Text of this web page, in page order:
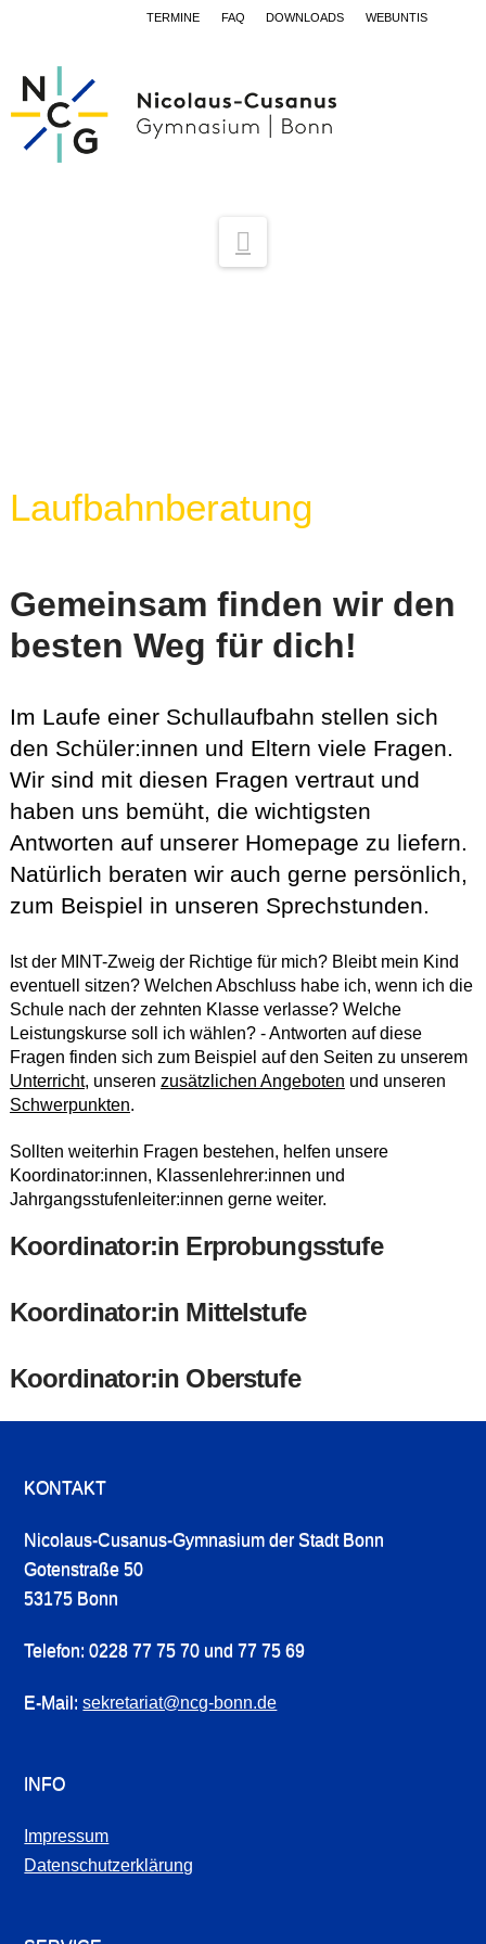
TERMINE FAQ DOWNLOADS WEBUNTIS
Laufbahnberatung
Gemeinsam finden wir den
besten Weg für dich!
Im Laufe einer Schullaufbahn stellen sich
den Schüler:innen und Eltern viele Fragen.
Wir sind mit diesen Fragen vertraut und
haben uns bemüht, die wichtigsten
Antworten auf unserer Homepage zu liefern.
Natürlich beraten wir auch gerne persönlich,
zum Beispiel in unseren Sprechstunden.
Ist der MINT-Zweig der Richtige für mich? Bleibt mein Kind
eventuell sitzen? Welchen Abschluss habe ich, wenn ich die
Schule nach der zehnten Klasse verlasse? Welche
Leistungskurse soll ich wählen? - Antworten auf diese
Fragen finden sich zum Beispiel auf den Seiten zu unserem
Unterricht, unseren zusätzlichen Angeboten und unseren
Schwerpunkten.
Sollten weiterhin Fragen bestehen, helfen unsere
Koordinator:innen, Klassenlehrer:innen und
Jahrgangsstufenleiter:innen gerne weiter.
Koordinator:in Erprobungsstufe
Koordinator:in Mittelstufe
Koordinator:in Oberstufe
KONTAKT
Nicolaus-Cusanus-Gymnasium der Stadt Bonn
Gotenstraße 50
53175 Bonn
Telefon: 0228 77 75 70 und 77 75 69
E-Mail:sekretariat@ncg-bonn.de
INFO
Impressum
Datenschutzerklärung